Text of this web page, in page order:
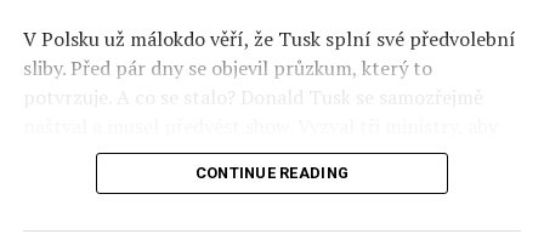
technologií umělé inteligence v mnoha oblastech života
umožní Evropské unii obnovit konkurenceschopnost ve
vztahu ke globálním ekonomikám a nutnosti zajistit
V Polsku už málokdo věří, že Tusk splní své předvolební
sliby. Před pár dny se objevil průzkum, který to
potvrzuje. A co se stalo? Donald Tusk se samozřejmě
před kamerami podepsali dohodu o stíhání členů PiS, a
ti poslušně ono divadlo předvedli. Andrzej Domański
CONTINUE READING